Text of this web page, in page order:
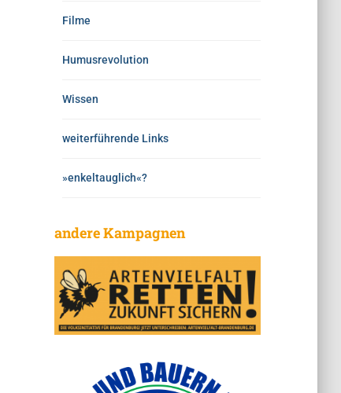
Filme
Humusrevolution
Wissen
weiterführende Links
»enkeltauglich«?
andere Kampagnen